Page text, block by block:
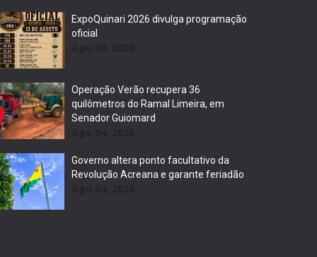
ExpoQuinari 2026 divulga programação
oficial
Operação Verão recupera 36
quilômetros do Ramal Limeira, em
Senador Guiomard
Governo altera ponto facultativo da
Revolução Acreana e garante feriadão